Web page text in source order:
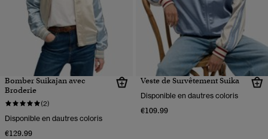
Bomber Suikajan avec
Broderie
(2)
Disponible en dautres coloris
€129.99
Veste de Survêtement Suika
Disponible en dautres coloris
€109.99